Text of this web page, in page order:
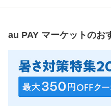
au PAY マーケットのお